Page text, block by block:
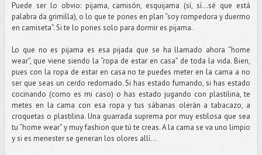
Puede ser lo obvio: pijama, camisón, esquijama (sí, sí...sé que está
palabra da grimilla), o lo que te pones en plan “soy rompedora y duermo
en camiseta”. Si te lo pones solo para dormir es pijama.
Lo que no es pijama es esa pijada que se ha llamado ahora “home
wear”, que viene siendo la “ropa de estar en casa” de toda la vida. Bien,
pues con la ropa de estar en casa no te puedes meter en la cama a no
ser que seas un cerdo redomado. Si has estado fumando, si has estado
cocinando (como es mi caso) o has estado jugando con plastilina, te
metes en la cama con esa ropa y tus sábanas olerán a tabacazo, a
croquetas o plastilina. Una guarrada suprema por muy estilosa que sea
tu “home wear” y muy fashion que tú te creas. A la cama se va uno limpio
y si es menester se generan los olores allí…